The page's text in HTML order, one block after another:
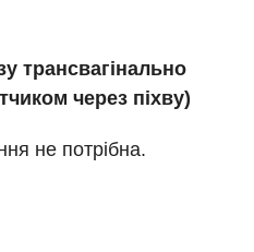
трансвагінально
через піхву)
не потрібна.